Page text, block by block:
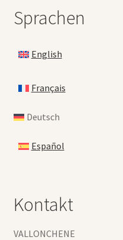
Sprachen
English
Français
Deutsch
Español
Kontakt
VALLONCHENE